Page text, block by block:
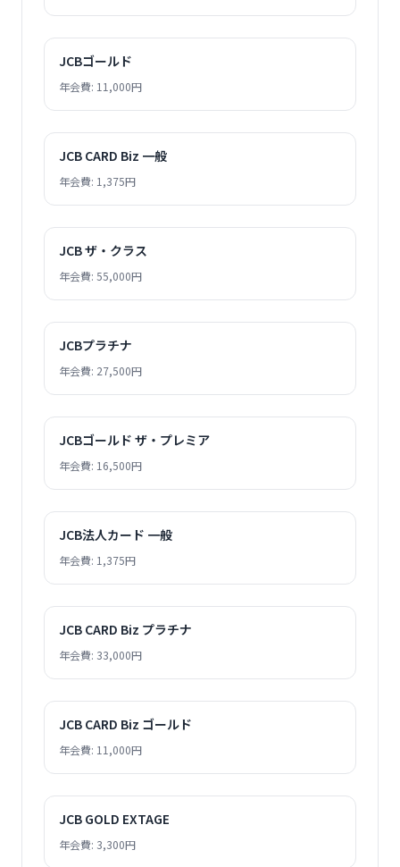
JCBゴールド
年会費: 11,000円
JCB CARD Biz 一般
年会費: 1,375円
JCB ザ・クラス
年会費: 55,000円
JCBプラチナ
年会費: 27,500円
JCBゴールド ザ・プレミア
年会費: 16,500円
JCB法人カード 一般
年会費: 1,375円
JCB CARD Biz プラチナ
年会費: 33,000円
JCB CARD Biz ゴールド
年会費: 11,000円
JCB GOLD EXTAGE
年会費: 3,300円